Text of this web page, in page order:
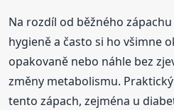
Na rozdíl od běžného
hygieně a často si ho všimne
opakovaně nebo náhle bez
změny metabolismu.
tento zápach, zejména u